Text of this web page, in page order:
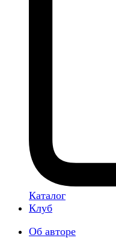
Каталог
Клуб
Об авторе